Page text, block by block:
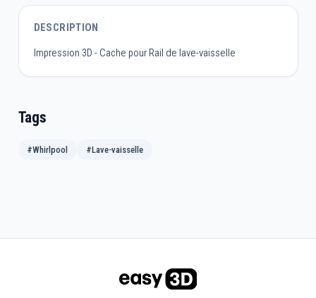
DESCRIPTION
Impression 3D - Cache pour Rail de lave-vaisselle
Tags
#Whirlpool #Lave-vaisselle